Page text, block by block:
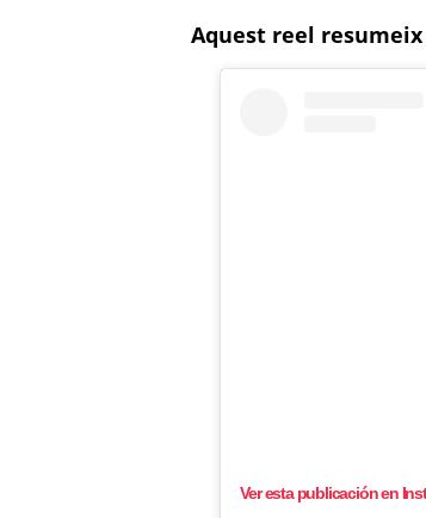
Aquest reel
Ver esta publicación en